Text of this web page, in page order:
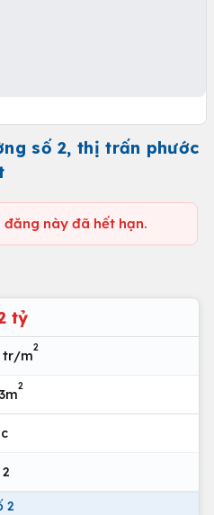
số 2, thị trấn phước
này đã hết hạn.
tỷ
tr/m
2
2
2